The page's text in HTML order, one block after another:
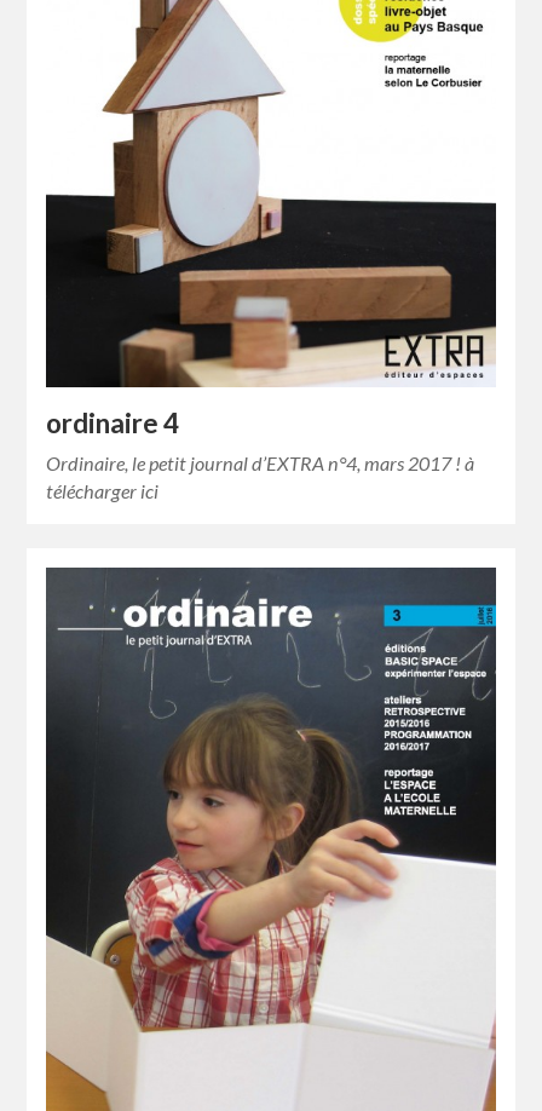
ordinaire 4
Ordinaire, le petit journal d’EXTRA n°4, mars 2017 ! à
télécharger ici